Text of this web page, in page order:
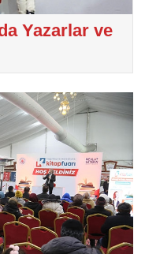
Yazarlar ve